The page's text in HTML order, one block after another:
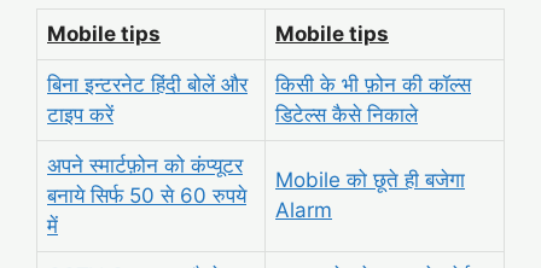
Mobile tips Mobile tips
बिना इन्टरनेट हिंदी बोलें और
टाइप करें
किसी के भी फ़ोन की कॉल्स
डिटेल्स कैसे निकाले
अपने स्मार्टफ़ोन को कंप्यूटर
बनाये सिर्फ 50 से 60 रुपये
में
Mobile को छूते ही बजेगा
Alarm